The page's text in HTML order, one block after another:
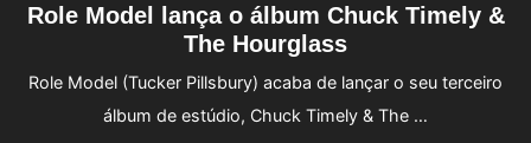
Role Model lança o álbum Chuck Timely &
The Hourglass
Role Model (Tucker Pillsbury) acaba de lançar o seu terceiro
álbum de estúdio, Chuck Timely & The …